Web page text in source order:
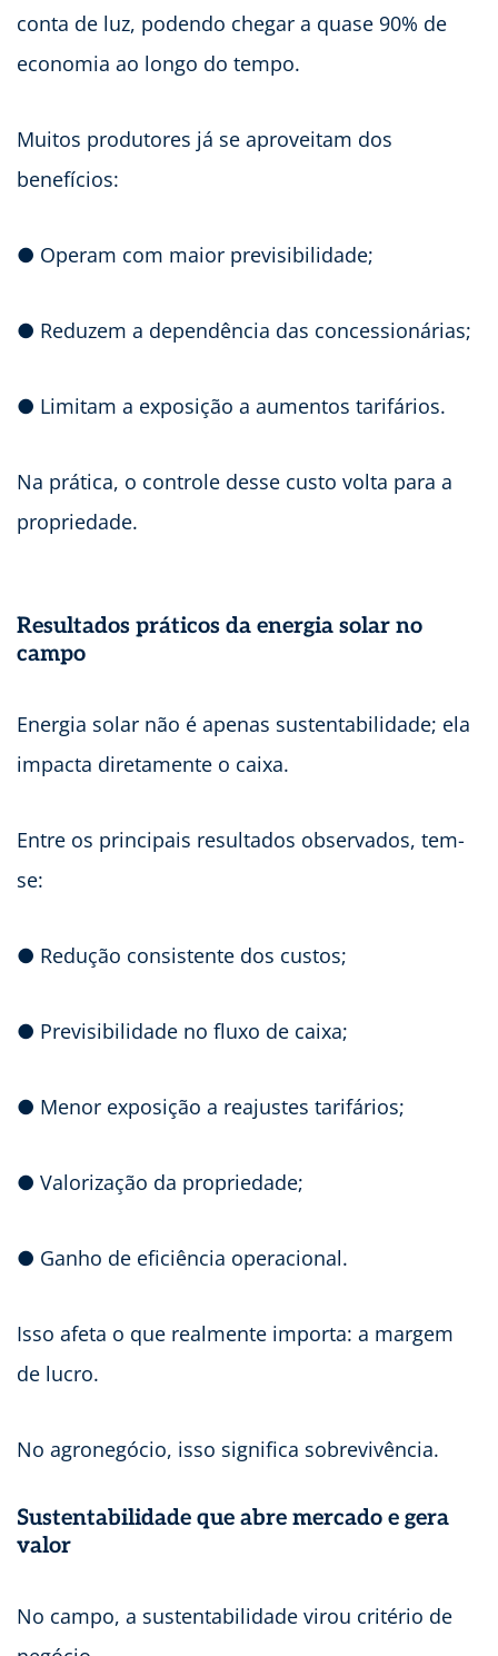
conta de luz, podendo chegar a quase 90% de
economia ao longo do tempo.
Muitos produtores já se aproveitam dos
benefícios:
● Operam com maior previsibilidade;
● Reduzem a dependência das concessionárias;
● Limitam a exposição a aumentos tarifários.
Na prática, o controle desse custo volta para a
propriedade.
Resultados práticos da energia solar no
campo
Energia solar não é apenas sustentabilidade; ela
impacta diretamente o caixa.
Entre os principais resultados observados, tem-
se:
● Redução consistente dos custos;
● Previsibilidade no fluxo de caixa;
● Menor exposição a reajustes tarifários;
● Valorização da propriedade;
● Ganho de eficiência operacional.
Isso afeta o que realmente importa: a margem
de lucro.
No agronegócio, isso significa sobrevivência.
Sustentabilidade que abre mercado e gera
valor
No campo, a sustentabilidade virou critério de